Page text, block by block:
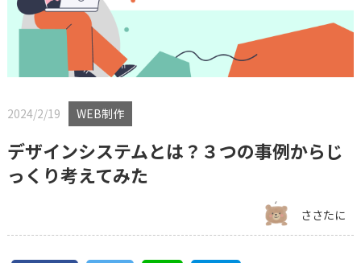
2024/2/19 WEB制作
デザインシステムとは？３つの事例からじ
っくり考えてみた
ささたに